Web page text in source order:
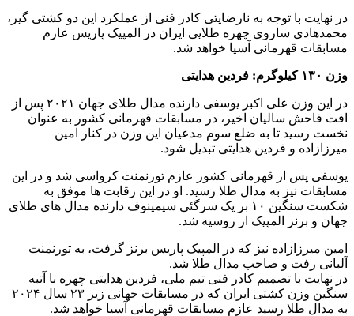
در نهایت با توجه به نارضایتی کادر فنی از عملکرد این دو کشتی گیر،
محمدهادی ساروی چهره طلایی ایران در المپیک پاریس عازم
مسابقات قهرمانی آسیا خواهد شد.
وزن ۱۳۰ کیلوگرم: فردین هدایتی
در این وزن علی اکبر یوسفی دارنده مدال طلای جهان ۲۰۲۱ پس از
افت فاحش سالیان اخیر، در مسابقات قهرمانی کشور به عنوان
نخست رسید تا به ضلع سوم مدعیان این وزن در کنار امین
میرزازاده و فردین هدایتی تبدیل شود.
یوسفی پس از قهرمانی کشور عازم تورنمنت کرواسی شد و در این
مسابقات نیز به مدال طلا رسید. او در این رقابت ها موفق به
شکست سنگین ۱۰ بر یک سرگئی سیمینوف دارنده مدال های طلای
جهان و برنز المپیک از روسیه شد.
امین میرزازاده نیز که در المپیک پاریس برنز گرفت، به تورنمنت
آلبانی رفت و صاحب مدال طلا شد.
در نهایت با تصمیم کادر فنی تیم ملی، فردین هدایتی چهره با آتبه
سنگین وزن کشتی ایران که در مسابقات جهانی زیر ۲۳ سال ۲۰۲۴
به مدال طلا رسید عازم مسابقات قهرمانی آسیا خواهد شد.